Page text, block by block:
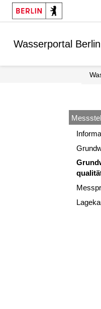
Springe zur Navigation
Springe zum Inhalt
Wasserportal Berlin